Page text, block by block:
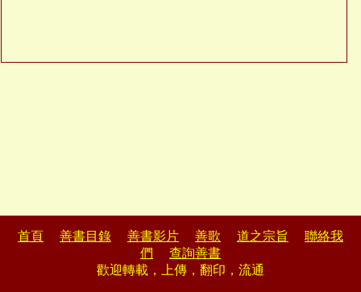
首頁 善書目錄 善書影片 善歌 道之宗旨
聯絡我
們
查詢善書
歡迎轉載，上傳，翻印，流通